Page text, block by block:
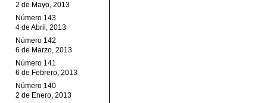
2 de Mayo, 2013
Número 143
4 de Abril, 2013
Número 142
6 de Marzo, 2013
Número 141
6 de Febrero, 2013
Número 140
2 de Enero, 2013